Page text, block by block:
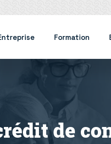
Formation
de